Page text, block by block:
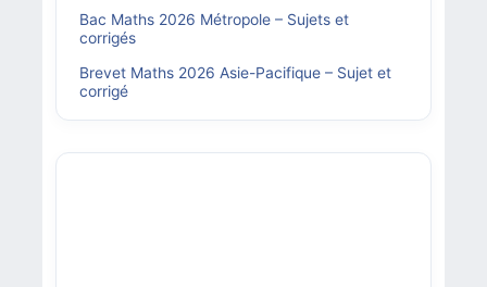
Bac Maths 2026 Métropole – Sujets et
corrigés
Brevet Maths 2026 Asie-Pacifique – Sujet et
corrigé